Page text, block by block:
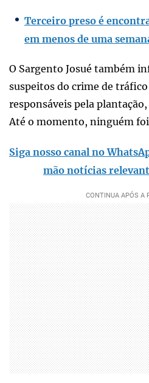
Terceiro preso é
em menos de uma
O Sargento Josué também
suspeitos do crime de tráfico
responsáveis pela
Até o momento, ninguém
Siga nosso canal no
mão notícias